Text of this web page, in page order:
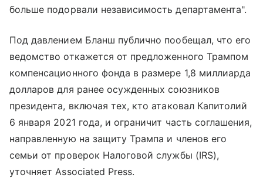
больше подорвали независимость департамента".
Под давлением Бланш публично пообещал, что его
ведомство откажется от предложенного Трампом
компенсационного фонда в размере 1,8 миллиарда
долларов для ранее осужденных союзников
президента, включая тех, кто атаковал Капитолий
6 января 2021 года, и ограничит часть соглашения,
направленную на защиту Трампа и членов его
семьи от проверок Налоговой службы (IRS),
уточняет Associated Press.